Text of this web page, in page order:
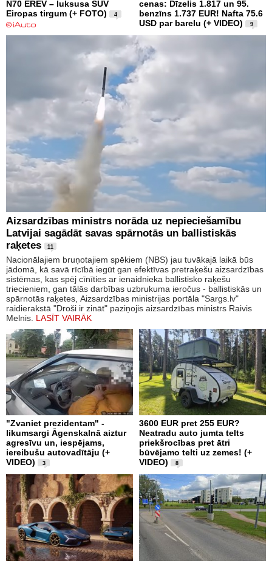
N70 EREV – luksusa SUV
Eiropas tirgum (+ FOTO)
4
cenas: Dīzelis 1.817 un 95.
benzīns 1.737 EUR! Nafta 75.6
USD par barelu (+ VIDEO)
9
Aizsardzības ministrs norāda uz nepieciešamību
Latvijai sagādāt savas spārnotās un ballistiskās
raķetes
11
Nacionālajiem bruņotajiem spēkiem (NBS) jau tuvākajā laikā būs
jādomā, kā savā rīcībā iegūt gan efektīvas pretraķešu aizsardzības
sistēmas, kas spēj cīnīties ar ienaidnieka ballistisko raķešu
triecieniem, gan tālās darbības uzbrukuma ieročus - ballistiskās un
spārnotās raķetes, Aizsardzības ministrijas portāla "Sargs.lv"
raidierakstā "Droši ir zināt" paziņojis aizsardzības ministrs Raivis
Melnis. LASĪT VAIRĀK
"Zvaniet prezidentam" -
likumsargi Āgenskalnā aiztur
agresīvu un, iespējams,
iereibušu autovadītāju (+
VIDEO)
3
3600 EUR pret 255 EUR?
Neatradu auto jumta telts
priekšrocības pret ātri
būvējamo telti uz zemes! (+
VIDEO)
8